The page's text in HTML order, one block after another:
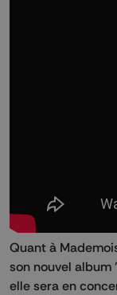
Quant à
son nouvel
elle sera en